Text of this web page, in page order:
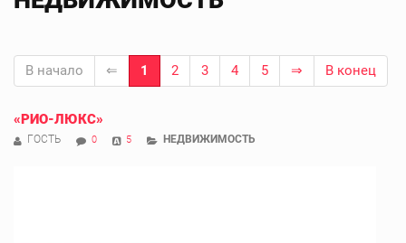
В начало ⇐ 1 2 3 4 5 ⇒ В конец
«РИО-ЛЮКС»
ГОСТЬ 0 5 НЕДВИЖИМОСТЬ